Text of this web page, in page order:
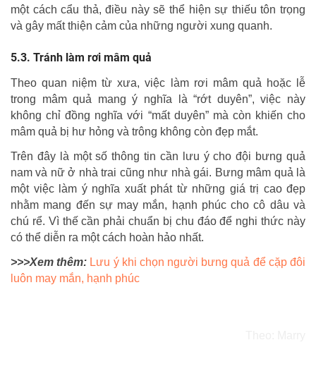
một cách cẩu thả, điều này sẽ thể hiện sự thiếu tôn trọng
và gây mất thiện cảm của những người xung quanh.
Tránh làm rơi mâm quả
Theo quan niệm từ xưa, việc làm rơi mâm quả hoặc lễ
trong mâm quả mang ý nghĩa là “rớt duyên”, việc này
không chỉ đồng nghĩa với “mất duyên” mà còn khiến cho
mâm quả bị hư hỏng và trông không còn đẹp mắt.
Trên đây là một số thông tin cần lưu ý cho đội bưng quả
nam và nữ ở nhà trai cũng như nhà gái. Bưng mâm quả là
một việc làm ý nghĩa xuất phát từ những giá trị cao đẹp
nhằm mang đến sự may mắn, hạnh phúc cho cô dâu và
chú rể. Vì thế cần phải chuẩn bị chu đáo để nghi thức này
có thể diễn ra một cách hoàn hảo nhất.
>>>Xem thêm: Lưu ý khi chọn người bưng quả để cặp đôi
luôn may mắn, hạnh phúc